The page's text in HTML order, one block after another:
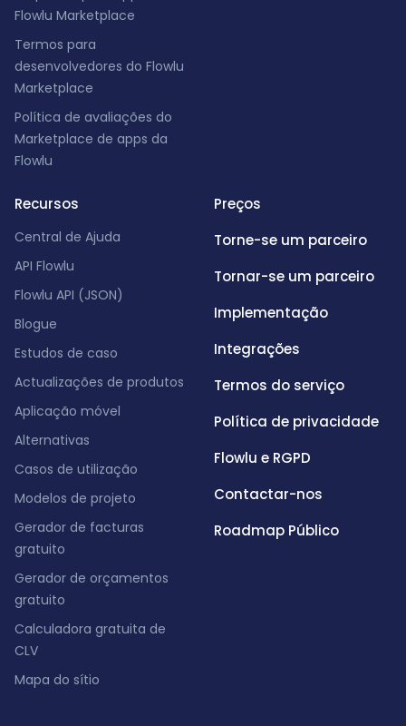
Flowlu Marketplace
Termos para
desenvolvedores do Flowlu
Marketplace
Política de avaliações do
Marketplace de apps da
Flowlu
Recursos
Central de Ajuda
API Flowlu
Flowlu API (JSON)
Blogue
Estudos de caso
Actualizações de produtos
Aplicação móvel
Alternativas
Casos de utilização
Modelos de projeto
Gerador de facturas
gratuito
Gerador de orçamentos
gratuito
Calculadora gratuita de
CLV
Mapa do sítio
Preços
Torne-se um parceiro
Tornar-se um parceiro
Implementação
Integrações
Termos do serviço
Política de privacidade
Flowlu e RGPD
Contactar-nos
Roadmap Público